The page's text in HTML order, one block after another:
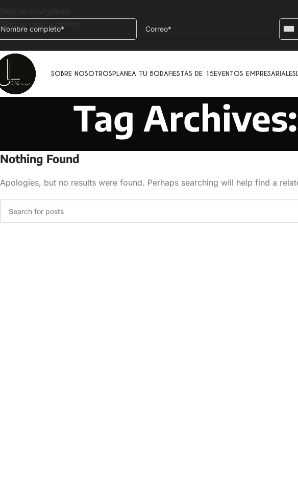
Skip to main content
SOBRE NOSOTROSPLANEA TU BODAFIESTAS DE 15EVENTOS EMPRESARIALES
Tag
Nothing Found
Apologies, but no results were found. Perhaps searching will help find a